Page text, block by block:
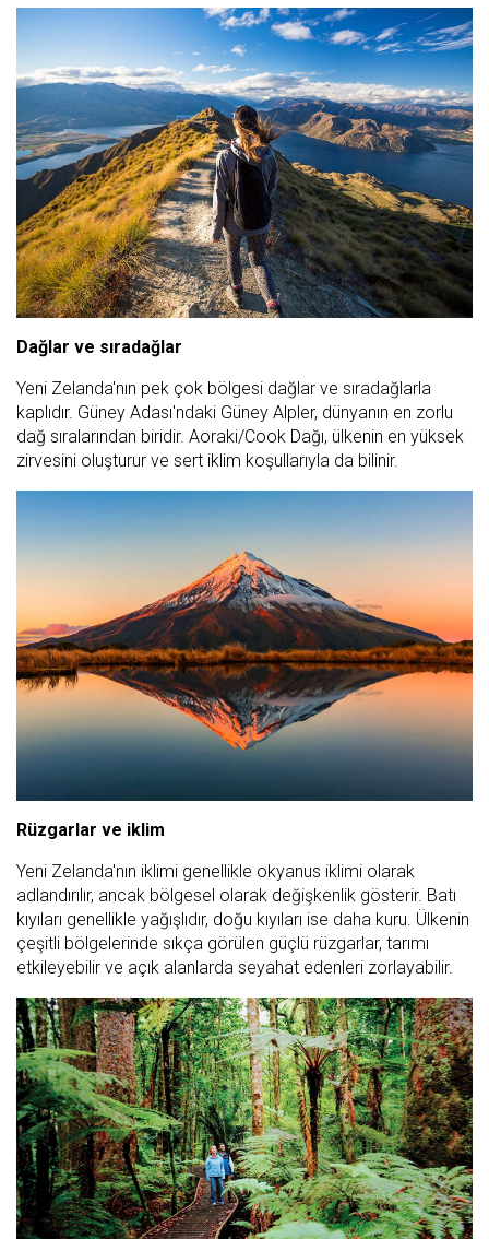
Dağlar ve sıradağlar
Yeni Zelanda'nın pek çok bölgesi dağlar ve sıradağlarla
kaplıdır. Güney Adası'ndaki Güney Alpler, dünyanın en zorlu
dağ sıralarından biridir. Aoraki/Cook Dağı, ülkenin en yüksek
zirvesini oluşturur ve sert iklim koşullarıyla da bilinir.
Rüzgarlar ve iklim
Yeni Zelanda'nın iklimi genellikle okyanus iklimi olarak
adlandırılır, ancak bölgesel olarak değişkenlik gösterir. Batı
kıyıları genellikle yağışlıdır, doğu kıyıları ise daha kuru. Ülkenin
çeşitli bölgelerinde sıkça görülen güçlü rüzgarlar, tarımı
etkileyebilir ve açık alanlarda seyahat edenleri zorlayabilir.